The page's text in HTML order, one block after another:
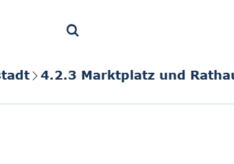
4.2.3 Marktplatz und